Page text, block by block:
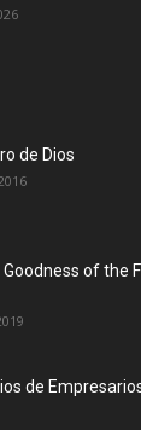
de Dios
Goodness of the
de